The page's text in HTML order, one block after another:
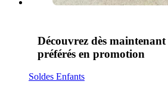
Découvrez dès
préférés en promotion
Soldes Enfants